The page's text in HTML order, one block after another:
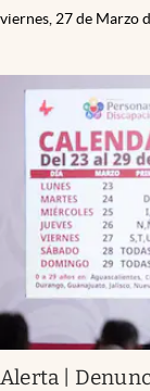
viernes, 27 de Marzo
Alerta |